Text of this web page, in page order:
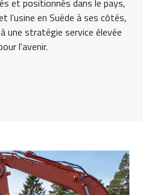
l’usine en Suède à ses côtés,
une stratégie service élevée
l'avenir.